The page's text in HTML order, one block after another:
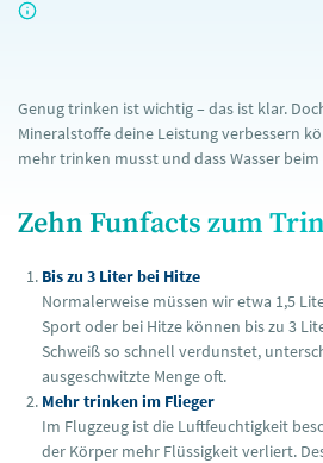
Genug trinken ist wichtig – das ist klar.
Mineralstoffe deine Leistung verbessern
mehr trinken musst und dass Wasser
Zehn Funfacts zum
Bis zu 3 Liter bei Hitze
Normalerweise müssen wir etwa 1,5
Sport oder bei Hitze können bis zu 3
Schweiß so schnell verdunstet,
ausgeschwitzte Menge oft.
Mehr trinken im Flieger
Im Flugzeug ist die Luftfeuchtigkeit
der Körper mehr Flüssigkeit verliert.